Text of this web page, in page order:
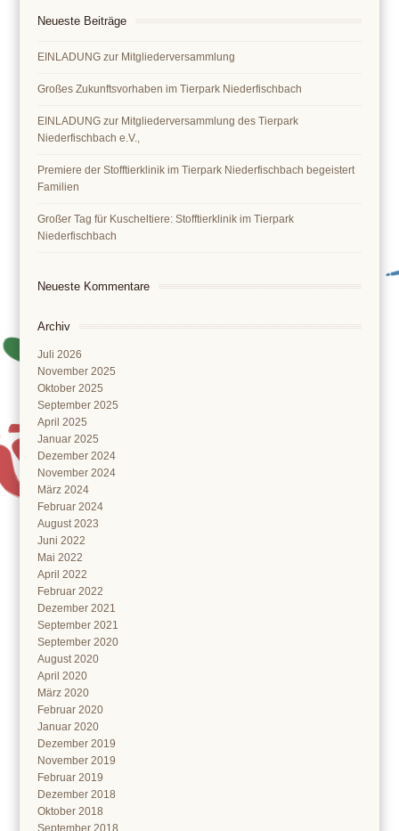
Neueste Beiträge
EINLADUNG zur Mitgliederversammlung
Großes Zukunftsvorhaben im Tierpark Niederfischbach
EINLADUNG zur Mitgliederversammlung des Tierpark
Niederfischbach e.V.,
Premiere der Stofftierklinik im Tierpark Niederfischbach begeistert
Familien
Großer Tag für Kuscheltiere: Stofftierklinik im Tierpark
Niederfischbach
Neueste Kommentare
Archiv
Juli 2026
November 2025
Oktober 2025
September 2025
April 2025
Januar 2025
Dezember 2024
November 2024
März 2024
Februar 2024
August 2023
Juni 2022
Mai 2022
April 2022
Februar 2022
Dezember 2021
September 2021
September 2020
August 2020
April 2020
März 2020
Februar 2020
Januar 2020
Dezember 2019
November 2019
Februar 2019
Dezember 2018
Oktober 2018
September 2018